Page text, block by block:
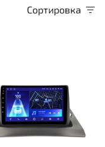
Сортировка